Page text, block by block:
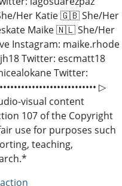
Her Katie 🇬🇧 She/Her
Maike 🇳🇱 She/Her
Instagram: maike.rhode
Twitter: escmatt18
Twitter:
▷
visual content
107 of the Copyright
use for purposes such
teaching,